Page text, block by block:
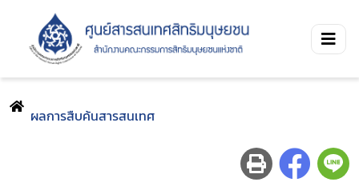
ผลการสืบค้นสารสนเทศ